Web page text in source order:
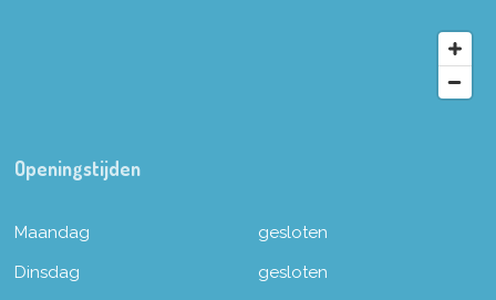
Openingstijden
Maandag
gesloten
Dinsdag
gesloten